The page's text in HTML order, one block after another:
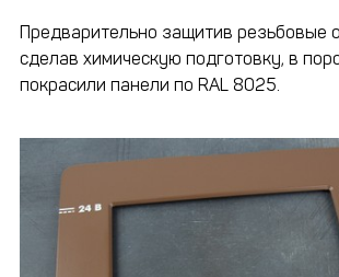
Предварительно защитив резьбовые
сделав химическую подготовку, в
покрасили панели по RAL 8025.